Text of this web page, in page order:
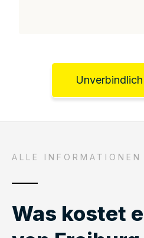
ALLE
Was kostet